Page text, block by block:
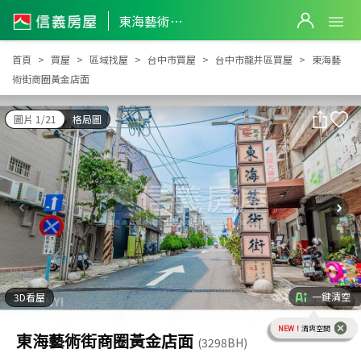
東海藝術街商圈黃金店面
東海藝術街商圈黃金店面
首頁 買屋 區域找屋 台中市買屋 台中市龍井區買屋
東海藝
術街商圈黃金店面
圖片 1/21 格局圖
3D看屋 一鍵清空
NEW！ 清爽空間
東海藝術街商圈黃金店面 (3298BH)